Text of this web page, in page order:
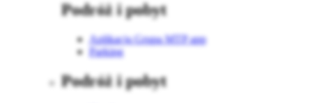
Podróż i pobyt
Aplikacja Grupa MTP app
Parking
Podróż i pobyt